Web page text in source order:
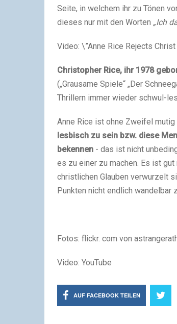
Seite, in welchem ihr zu Tönen
dieses nur mit den Worten „Ich
Video: \”Anne Rice Rejects
Christopher Rice, ihr 1978
(„Grausame Spiele“ „Der
Thrillern immer wieder schwul-
Anne Rice ist ohne Zweifel
lesbisch zu sein bzw. diese
bekennen - das ist nicht
es zu einer zu machen. Es ist
christlichen Glauben verwurzelt
Punkten nicht endlich wandelbar
Fotos: flickr. com von
Video: YouTube
AUF FACEBOOK TEILEN